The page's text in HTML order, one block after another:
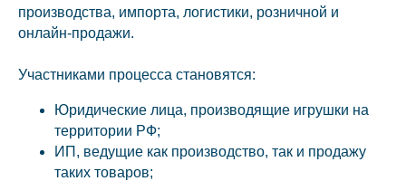
производства, импорта, логистики, розничной и
онлайн-продажи.
Участниками процесса становятся:
Юридические лица, производящие игрушки на
территории РФ;
ИП, ведущие как производство, так и продажу
таких товаров;